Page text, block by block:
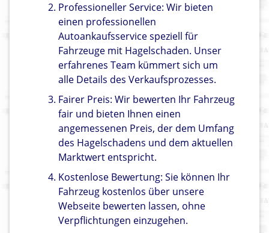
Professioneller Service: Wir bieten
einen professionellen
Autoankaufsservice speziell für
Fahrzeuge mit Hagelschaden. Unser
erfahrenes Team kümmert sich um
alle Details des Verkaufsprozesses.
Fairer Preis: Wir bewerten Ihr Fahrzeug
fair und bieten Ihnen einen
angemessenen Preis, der dem Umfang
des Hagelschadens und dem aktuellen
Marktwert entspricht.
Kostenlose Bewertung: Sie können Ihr
Fahrzeug kostenlos über unsere
Webseite bewerten lassen, ohne
Verpflichtungen einzugehen.